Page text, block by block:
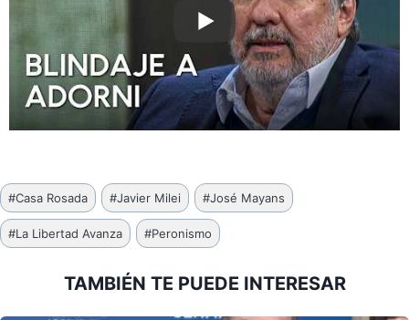
Etiquetas
de
la
#Casa Rosada #Javier Milei #José Mayans
#La Libertad Avanza #Peronismo
TAMBIÉN TE PUEDE INTERESAR